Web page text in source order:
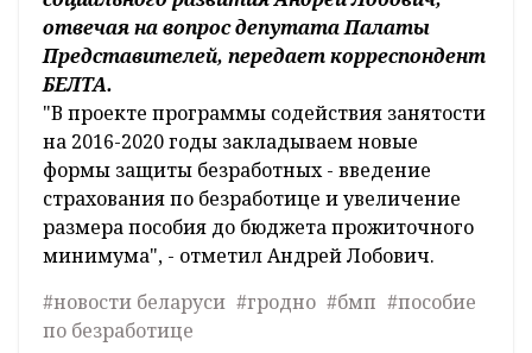
отвечая на вопрос депутата Палаты
Представителей, передает корреспондент
БЕЛТА.
"В проекте программы содействия занятости
на 2016-2020 годы закладываем новые
формы защиты безработных - введение
страхования по безработице и увеличение
размера пособия до бюджета прожиточного
минимума", - отметил Андрей Лобович.
#новости беларуси #гродно #бмп #пособие
по безработице